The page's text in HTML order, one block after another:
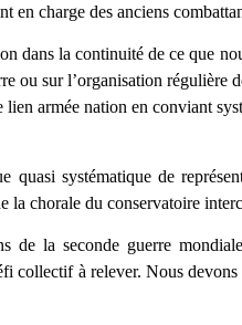
en charge des anciens
dans la continuité de ce que
ou sur l’organisation régulière
armée nation en conviant
quasi systématique de
la chorale du conservatoire
de la seconde guerre
collectif à relever. Nous